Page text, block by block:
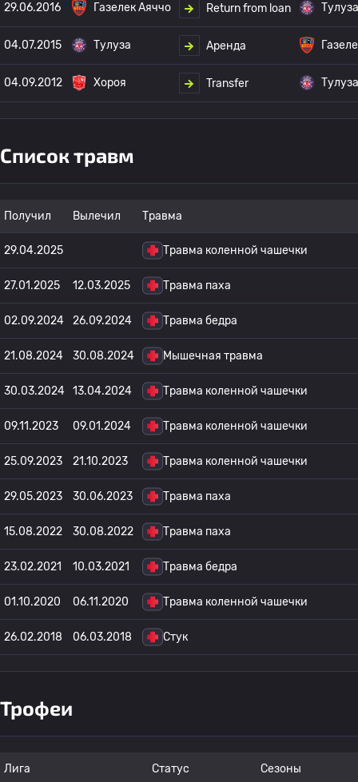
29.06.2016 Газелек Аяччо Return from loan Тулуза
04.07.2015 Тулуза Аренда
04.09.2012 Хороя Transfer Тулуза
Список травм
Получил Вылечил Травма
29.04.2025 Травма коленной чашечки
27.01.2025 12.03.2025 Травма паха
02.09.2024 26.09.2024 Травма бедра
21.08.2024 30.08.2024 Мышечная травма
30.03.2024 13.04.2024 Травма коленной чашечки
09.11.2023 09.01.2024 Травма коленной чашечки
25.09.2023 21.10.2023 Травма коленной чашечки
29.05.2023 30.06.2023 Травма паха
15.08.2022 30.08.2022 Травма паха
23.02.2021 10.03.2021 Травма бедра
01.10.2020 06.11.2020 Травма коленной чашечки
26.02.2018 06.03.2018 Стук
Трофеи
Лига Статус Сезоны